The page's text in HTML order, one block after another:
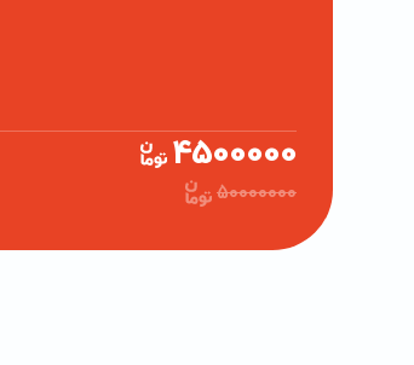
4500000
50000000